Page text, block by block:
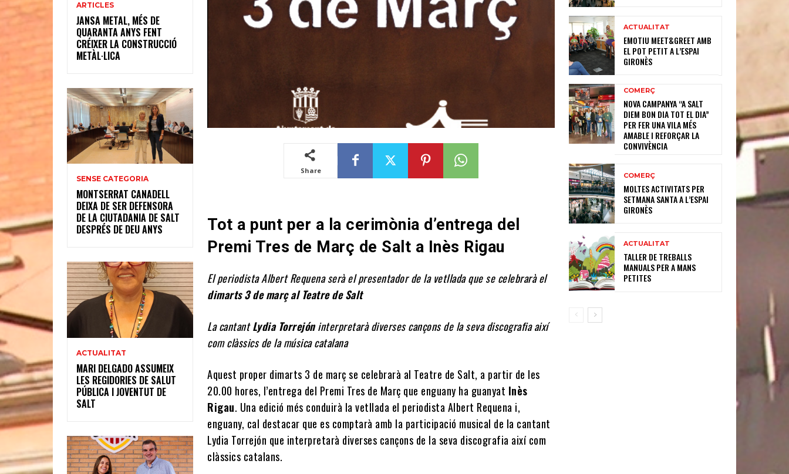
ARTICLES
JANSA METAL, MÉS DE
QUARANTA ANYS FENT
CRÉIXER LA CONSTRUCCIÓ
METÀL·LICA
SENSE CATEGORIA
MONTSERRAT CANADELL
DEIXA DE SER DEFENSORA
DE LA CIUTADANIA DE SALT
DESPRÉS DE DEU ANYS
ACTUALITAT
MARI DELGADO ASSUMEIX
LES REGIDORIES DE SALUT
PÚBLICA I JOVENTUT DE
SALT
Share
Tot a punt per a la cerimònia d’entrega del
Premi Tres de Març de Salt a Inès Rigau
El periodista Albert Requena serà el presentador de la vetllada que se celebrarà el
dimarts 3 de març al Teatre de Salt
La cantantLydia Torrejóninterpretarà diverses cançons de la seva discografia així
com clàssics de la música catalana
Aquest proper dimarts 3 de març se celebrarà al Teatre de Salt, a partir de les
20.00 hores, l’entrega del Premi Tres de Març que enguany ha guanyat Inès
Rigau. Una edició més conduirà la vetllada el periodista Albert Requena i,
enguany, cal destacar que es comptarà amb la participació musical de la cantant
Lydia Torrejón que interpretarà diverses cançons de la seva discografia així com
clàssics catalans.
ACTUALITAT
EMOTIU MEET&GREET AMB
EL POT PETIT A L’ESPAI
GIRONÈS
COMERÇ
NOVA CAMPANYA “A SALT
DIEM BON DIA TOT EL DIA”
PER FER UNA VILA MÉS
AMABLE I REFORÇAR LA
CONVIVÈNCIA
COMERÇ
MOLTES ACTIVITATS PER
SETMANA SANTA A L’ESPAI
GIRONÈS
ACTUALITAT
TALLER DE TREBALLS
MANUALS PER A MANS
PETITES